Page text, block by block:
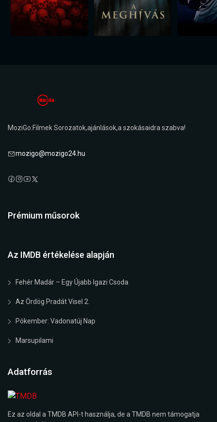
MoziGo:Filmek Sorozatok,ajánlások,a szokásaidra szabva!
mozigo@mozigo24.hu
Prémium műsorok
Az IMDB értékelése alapján
Fehér Madár – Egy Újabb Igazi Csoda
Az Ördög Pradát Visel 2.
Pókember: Vadonatúj Nap
Marsupilami
Adatforrás
Ez az oldal a TMDB API-t használja, de a TMDB nem támogatja